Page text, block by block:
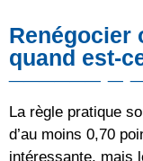
Renégocier
quand est-
La règle pratique
d’au moins 0,70
intéressante, mais